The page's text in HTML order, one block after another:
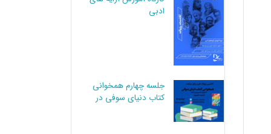
ادبی
جلسه چهارم همخوانی
کتاب دنیای سوفی در